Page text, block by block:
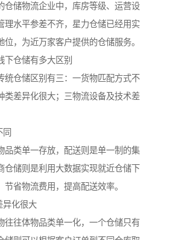
仓储物流企业中，库房等级、运营设
理水平参差不齐，星力仓储已经用实
位，为近万家客户提供的仓储服务。
下仓储有多大区别
统仓储区别有三：一货物匹配方式不
类差异化很大；三物流设备及技术差
品类单一存放，配送则是单一制的集
仓储则是利用大数据实现就近仓储下
节省物流费用，提高配送效率。
异化很大
往往体物品类单一化，一个仓储只有